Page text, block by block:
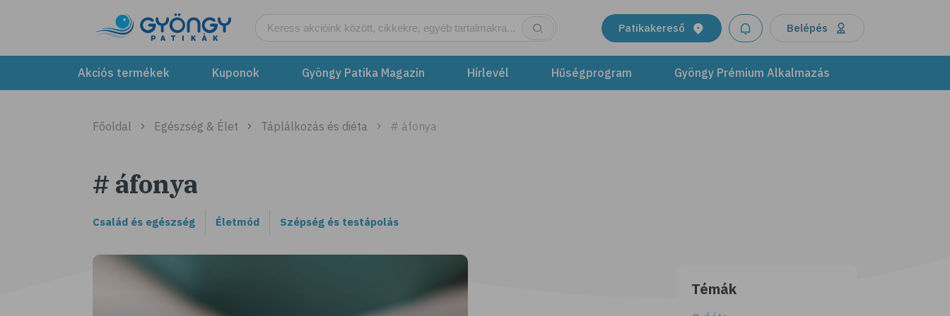
Patikakereső Belépés
Akciós termékek Kuponok Gyöngy Patika Magazin Hírlevél Hűségprogram Gyöngy Prémium Alkalmazás
Főoldal Egészség & Élet Táplálkozás és diéta # áfonya
# áfonya
Család és egészség Életmód Szépség és testápolás
Témák